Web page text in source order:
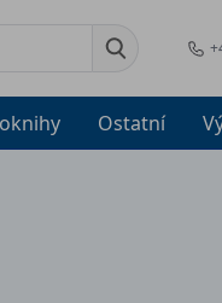
Ostatní